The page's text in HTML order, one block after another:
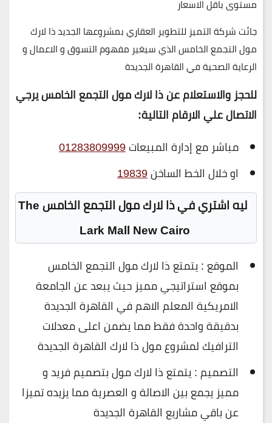
مستوى باقل الاسعار
جائت شركة التميز للتطوير العقاري بمشروعها الجديد ذا لارك
مول التجمع الخامس الذي سيغير مفهوم التسوق و الاعمال و
الرعاية الصحية في القاهرة الجديدة
للحجز والاستعلام عن ذا لارك مول التجمع الخامس يرجي
الاتصال علي الارقام التالية:
مباشر مع إدارة المبيعات01283809999
او خلال الخط الساخن19839
ليه اشتري في ذا لارك مول التجمع الخامس The
Lark Mall New Cairo
الموقع : يتمتع ذا لارك مول التجمع الخامس
بموقع استراتيجي مميز حيث يبعد عن الجامعة
الامريكية المعلم الاهم في القاهرة الجديدة
بدقيقة واحدة فقط مما يضمن اعلى معدلات
الترافيك لمشروع مول ذا لارك القاهرة الجديدة
التصميم : يتمتع ذا لارك مول بتصميم فريد و
مميز يجمع بين الاصالة و العصرية مما يزيده تميزا
عن باقي مشاريع القاهرة الجديدة